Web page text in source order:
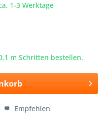
1-3 Werktage
m Schritten bestellen.
Empfehlen